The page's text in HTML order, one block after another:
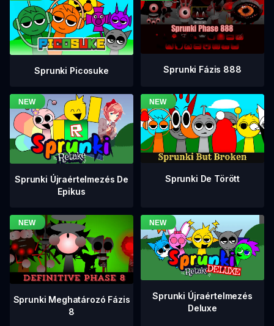
Sprunki Picosuke Sprunki Fázis 888
Sprunki Újraértelmezés De
Epikus
Sprunki De Törött
Sprunki Meghatározó Fázis
8
Sprunki Újraértelmezés
Deluxe